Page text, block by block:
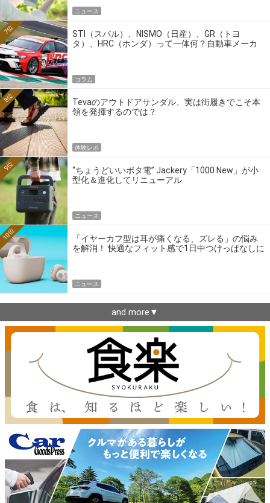
ニュース
STI（スバル）、NISMO（日産）、GR（トヨ
タ）、HRC（ホンダ）って一体何？自動車メーカ
7位
コラム
Tevaのアウトドアサンダル、実は街履きでこそ本
領を発揮するのでは？
8位
体験レポ
“ちょうどいいポタ電” Jackery「1000 New」が小
型化＆進化してリニューアル
9位
ニュース
「イヤーカフ型は耳が痛くなる、ズレる」の悩み
を解消！ 快適なフィット感で1日中つけっぱなしに
10位
ニュース
and more▼